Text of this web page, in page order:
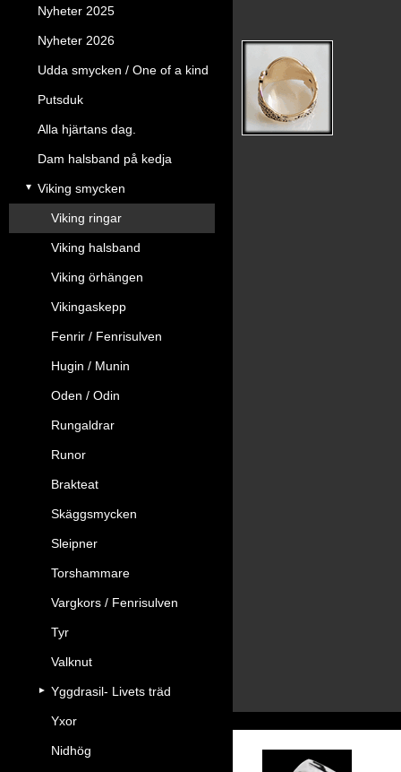
Nyheter 2025
Nyheter 2026
Udda smycken / One of a kind
Putsduk
Alla hjärtans dag.
Dam halsband på kedja
Viking smycken
Viking ringar
Viking halsband
Viking örhängen
Vikingaskepp
Fenrir / Fenrisulven
Hugin / Munin
Oden / Odin
Rungaldrar
Runor
Brakteat
Skäggsmycken
Sleipner
Torshammare
Vargkors / Fenrisulven
Tyr
Valknut
Yggdrasil- Livets träd
Yxor
Nidhög